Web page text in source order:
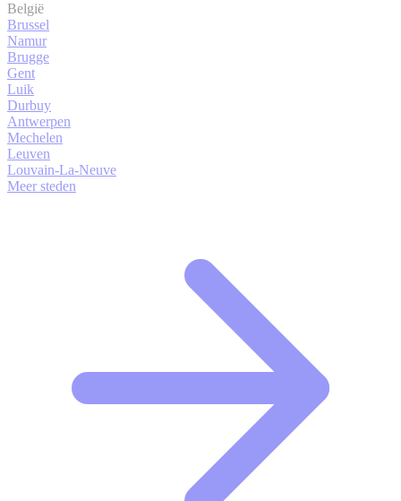
België
Brussel
Namur
Brugge
Gent
Luik
Durbuy
Antwerpen
Mechelen
Leuven
Louvain-La-Neuve
Meer steden